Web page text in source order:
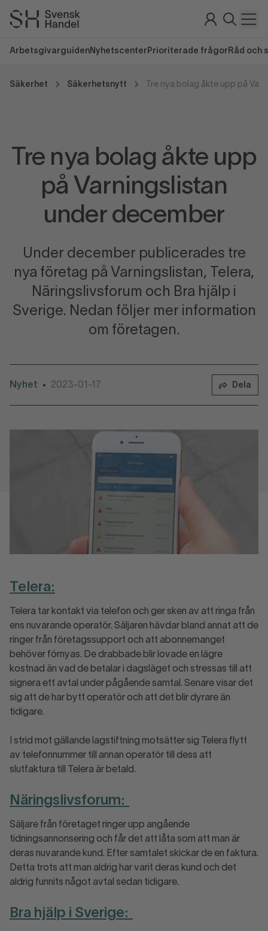
Arbetsgivarguiden Nyhetscenter Prioriterade frågor Råd och
Säkerhet Säkerhetsnytt
Tre nya bolag åkte upp
på Varningslistan
under december
Under december publicerades tre
nya företag på Varningslistan, Telera,
Näringslivsforum och Bra hjälp i
Sverige. Nedan följer mer information
om företagen.
Nyhet • 2023-01-17 Dela
Telera:
Telera tar kontakt via telefon och ger sken av att ringa från
ens nuvarande operatör. Säljaren hävdar bland annat att de
ringer från företagssupport och att abonnemanget
behöver förnyas. De drabbade blir lovade en lägre
kostnad än vad de betalar i dagsläget och stressas till att
signera ett avtal under pågående samtal. Senare visar det
sig att de har bytt operatör och att det blir dyrare än
tidigare.
I strid mot gällande lagstiftning motsätter sig Telera flytt
av telefonnummer till annan operatör till dess att
slutfaktura till Telera är betald.
Näringslivsforum:
Säljare från företaget ringer upp angående
tidningsannonsering och får det att låta som att man är
deras nuvarande kund. Efter samtalet skickar de en faktura.
Detta trots att man aldrig har varit deras kund och det
aldrig funnits något avtal sedan tidigare.
Bra hjälp i Sverige: